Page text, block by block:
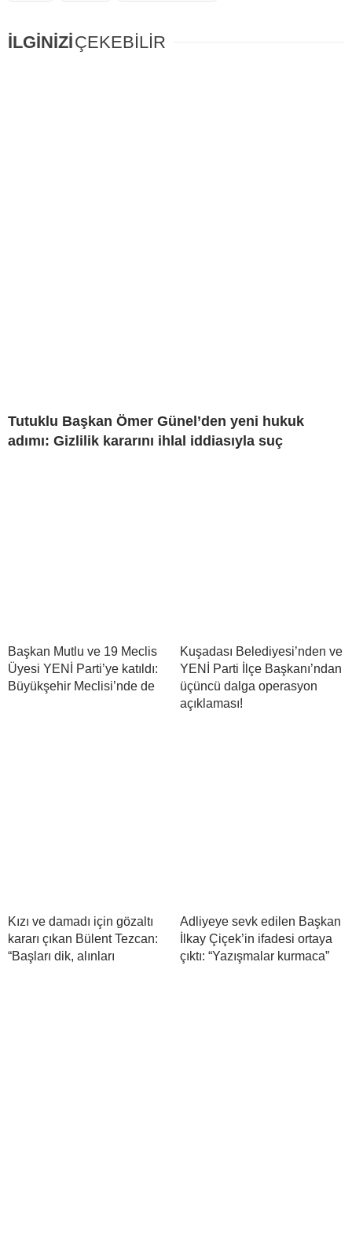
İLGİNİZİÇEKEBİLİR
Tutuklu Başkan Ömer Günel’den yeni hukuk
adımı: Gizlilik kararını ihlal iddiasıyla suç
Başkan Mutlu ve 19 Meclis
Üyesi YENİ Parti’ye katıldı:
Büyükşehir Meclisi’nde de
Kuşadası Belediyesi’nden ve
YENİ Parti İlçe Başkanı’ndan
üçüncü dalga operasyon
açıklaması!
Kızı ve damadı için gözaltı
kararı çıkan Bülent Tezcan:
“Başları dik, alınları
Adliyeye sevk edilen Başkan
İlkay Çiçek’in ifadesi ortaya
çıktı: “Yazışmalar kurmaca”